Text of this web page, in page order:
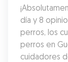
día y 8
perros, los
perros en
cuidadores